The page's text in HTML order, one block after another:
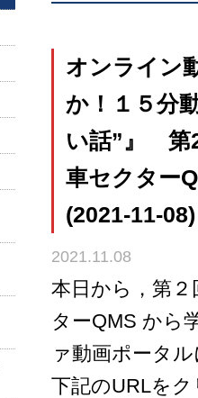
オンライン
か！１５分
い話”』 第
車セクター
(2021-11-
2021.11.08
本日から，第
ターQMS から
ァ動画ポータ
下記のURLを